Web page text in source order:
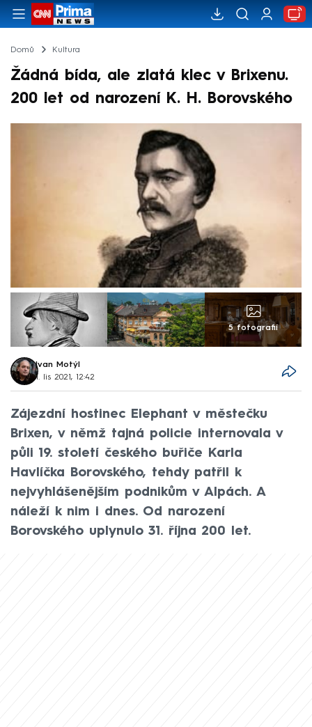
Domů Kultura
Žádná bída, ale zlatá klec v Brixenu.
200 let od narození K. H. Borovského
5 fotografií
Ivan Motýl
1. lis 2021, 12:42
Zájezdní hostinec Elephant v městečku
Brixen, v němž tajná policie internovala v
půli 19. století českého buřiče Karla
Havlíčka Borovského, tehdy patřil k
nejvyhlášenějším podnikům v Alpách. A
náleží k nim i dnes. Od narození
Borovského uplynulo 31. října 200 let.